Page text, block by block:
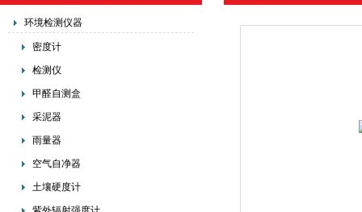
环境检测仪器
密度计
检测仪
甲醛自测盒
采泥器
雨量器
空气自净器
土壤硬度计